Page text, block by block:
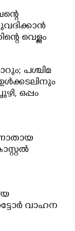
വെള്ളം
പശ്ചിമ
ഒപ്പം
വാഹന